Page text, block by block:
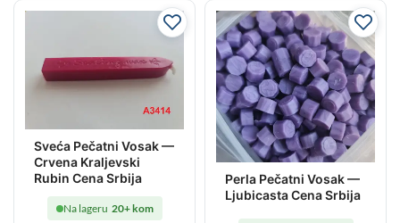
Sveća Pečatni Vosak —
Crvena Kraljevski
Rubin Cena Srbija
Na lageru 20+ kom
Perla Pečatni Vosak —
Ljubicasta Cena Srbija